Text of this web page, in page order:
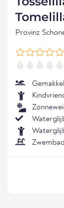
Provinz
Zwembad